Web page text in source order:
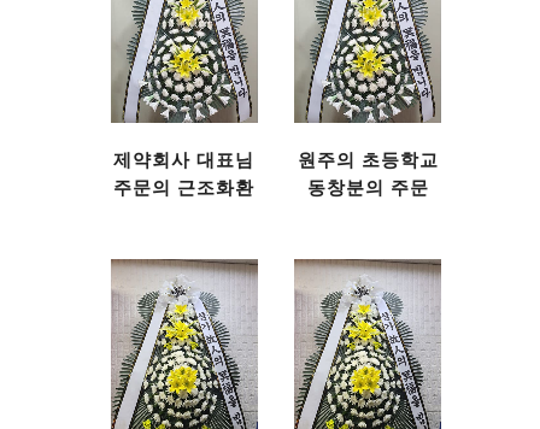
제약회사 대표님
주문의 근조화환
원주의 초등학교
동창분의 주문